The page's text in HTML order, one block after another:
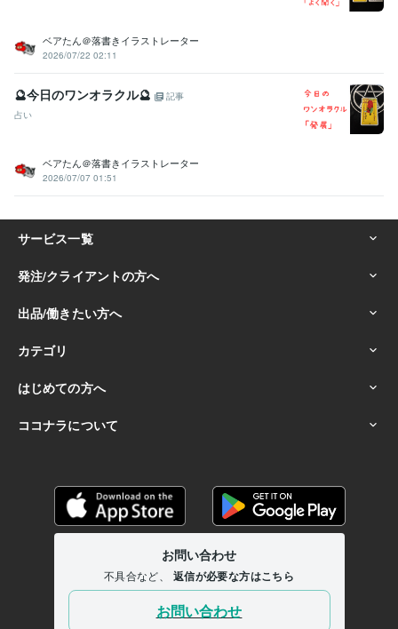
ベアたん＠落書きイラストレーター
2026/07/22 02:11
🔮今日のワンオラクル🔮
記事
占い
ベアたん＠落書きイラストレーター
2026/07/07 01:51